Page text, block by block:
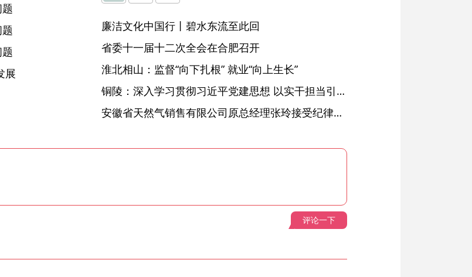
展
廉洁文化中国行丨碧水东流至此回
省委十一届十二次全会在合肥召开
淮北相山：监督“向下扎根” 就业“向上生长”
铜陵：深入学习贯彻习近平党建思想 以实干担当引领纪检监察工作高质量发展
安徽省天然气销售有限公司原总经理张玲接受纪律审查和监察调查
评论一下